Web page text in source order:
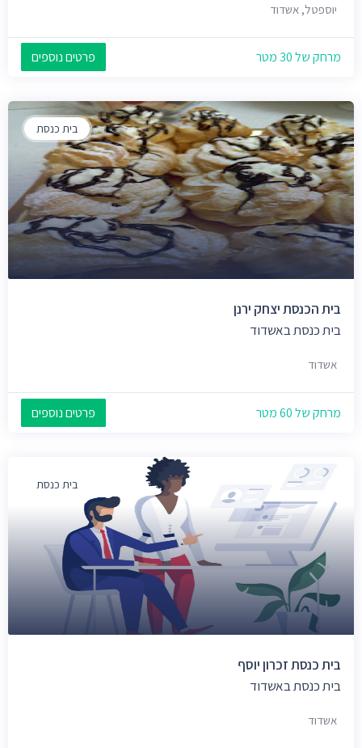
יוספטל, אשדוד
מרחק של 30 מטר פרטים נוספים
בית כנסת
בית הכנסת יצחק ירנן
בית כנסת באשדוד
אשדוד
מרחק של 60 מטר פרטים נוספים
בית כנסת
בית כנסת זכרון יוסף
בית כנסת באשדוד
אשדוד